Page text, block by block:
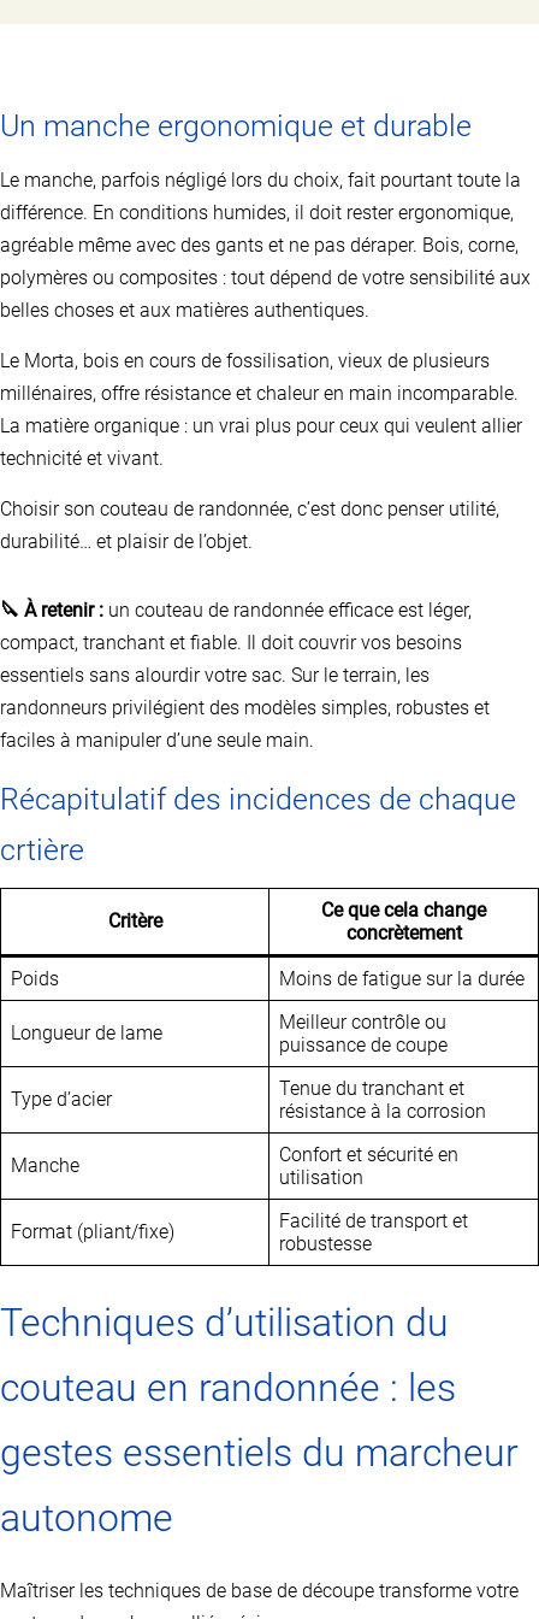
Les
options
peuvent
être
choisies
sur
page
du
Un manche ergonomique et durable
Le manche, parfois négligé lors du choix, fait pourtant toute la
différence. En conditions humides, il doit rester ergonomique,
agréable même avec des gants et ne pas déraper. Bois, corne,
polymères ou composites : tout dépend de votre sensibilité aux
belles choses et aux matières authentiques.
Le Morta, bois en cours de fossilisation, vieux de plusieurs
millénaires, offre résistance et chaleur en main incomparable.
La matière organique : un vrai plus pour ceux qui veulent allier
technicité et vivant.
Choisir son couteau de randonnée, c’est donc penser utilité,
durabilité… et plaisir de l’objet.
🔪 À retenir : un couteau de randonnée efficace est léger,
compact, tranchant et fiable. Il doit couvrir vos besoins
essentiels sans alourdir votre sac. Sur le terrain, les
randonneurs privilégient des modèles simples, robustes et
faciles à manipuler d’une seule main.
Récapitulatif des incidences de chaque
crtière
Critère
Ce que cela change
concrètement
Poids
Moins de fatigue sur la durée
Longueur de lame
Meilleur contrôle ou
puissance de coupe
Type d’acier
Tenue du tranchant et
résistance à la corrosion
Manche
Confort et sécurité en
utilisation
Format (pliant/fixe)
Facilité de transport et
robustesse
Techniques d’utilisation du
couteau en randonnée : les
gestes essentiels du marcheur
autonome
Maîtriser les techniques de base de découpe transforme votre